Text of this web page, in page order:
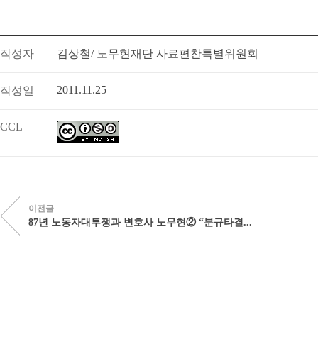
작성자 김상철/ 노무현재단 사료편찬특별위원회
작성일 2011.11.25
CCL
이전글
87년 노동자대투쟁과 변호사 노무현② “분규타결...